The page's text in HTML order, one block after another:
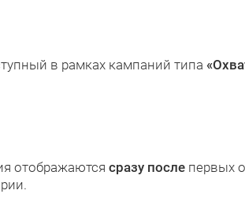
в рамках кампаний типа
отображаются сразу после первых